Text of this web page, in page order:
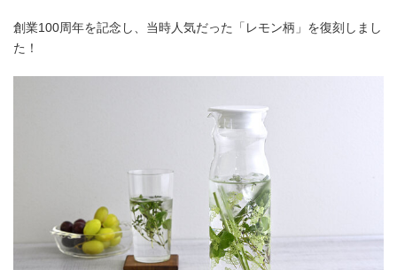
創業100周年を記念し、当時人気だった「レモン柄」を復刻しまし
た！